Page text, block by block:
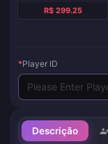
Descrição
R$ 299.25
*Player ID